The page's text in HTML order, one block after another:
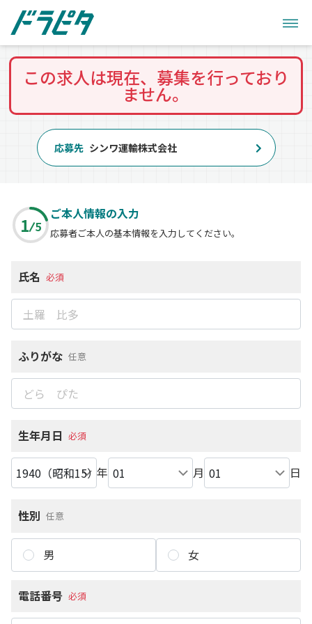
この求人は現在、募集を行っており
ません。
応募先 シンワ運輸株式会社
1 5
ご本人情報の入力
応募者ご本人の基本情報を入力してください。
氏名 必須
ふりがな 任意
生年月日 必須
年 月 日
性別 任意
男 女
電話番号 必須